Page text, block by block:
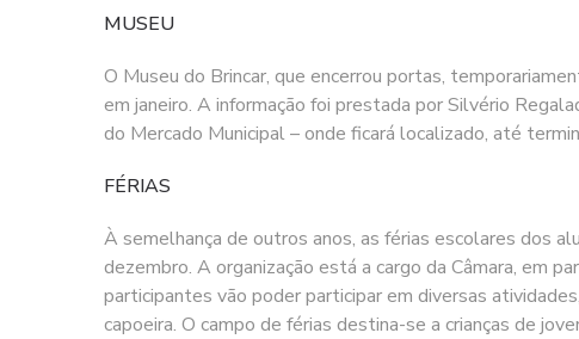
MUSEU
O Museu do Brincar, que encerrou portas,
em janeiro. A informação foi prestada por Silvério
do Mercado Municipal – onde ficará localizado, até
FÉRIAS
À semelhança de outros anos, as férias escolares dos
dezembro. A organização está a cargo da Câmara, em
participantes vão poder participar em diversas
capoeira. O campo de férias destina-se a crianças de